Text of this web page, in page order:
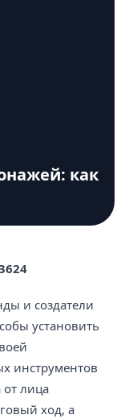
как
и создатели
установить
инструментов
от лица
ход, а